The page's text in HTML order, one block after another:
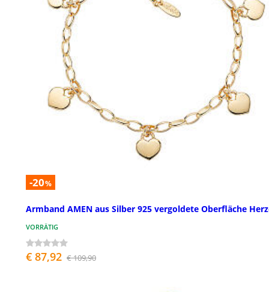
-20%
Armband AMEN aus Silber 925 vergoldete Oberfläche
VORRÄTIG
€ 87,92 € 109,90